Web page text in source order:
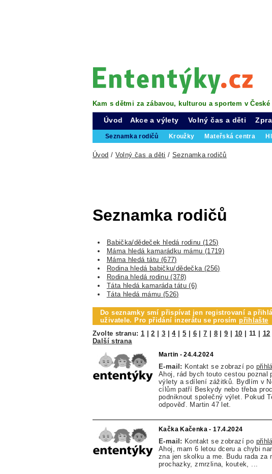
Kam s dětmi za zábavou, kulturou a sportem v
Úvod Akce a výlety Volný čas a děti
Seznamka rodičů Kroužky Mateřská centra
Úvod / Volný čas a děti /Seznamka rodičů
Seznamka rodičů
Babička/dědeček hledá rodinu (125)
Máma hledá kamarádku mámu (1719)
Máma hledá tátu (677)
Rodina hledá babičku/dědečka (256)
Rodina hledá rodinu (378)
Táta hledá kamaráda tátu (6)
Táta hledá mámu (526)
Do seznamky smí přispívat jen registrovaní a
uživatele. Pro přidání inzerátu se prosímpřihlašte
Zvolte stranu: 1 |2 3 |4| 5 6|7 8|9 10 11 12
Další strana
Martin - 24.4.2024
E-mail: Kontakt se zobrazí po
Ahoj, rád bych touto cestou poznal
výlety a sdílení zážitků. Bydlím v
cílům patří Beskydy nebo třeba
podniknout společný výlet. Pokud
odpověď. Martin 47 let.
Kačka Kačenka - 17.4.2024
E-mail: Kontakt se zobrazí po
Ahoj, mam 6 letou dceru a chybi
zna jen skolku a me. Budu rada za
prochazky, zmrzlina, koutek, ...